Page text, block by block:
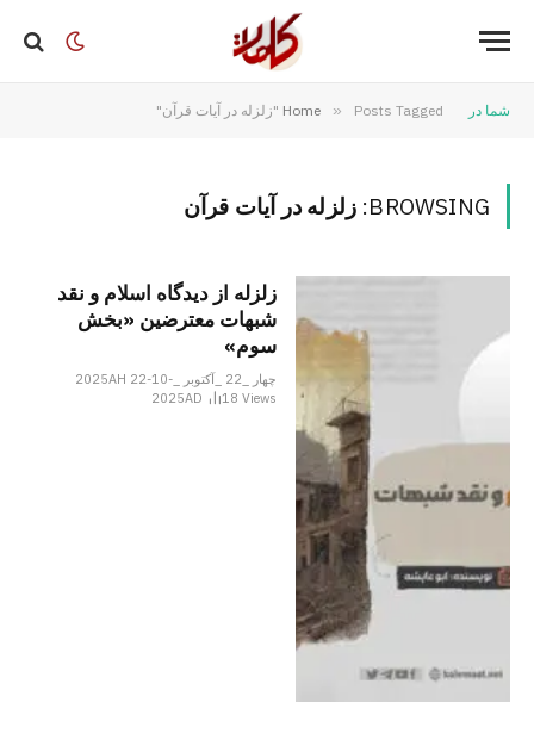
شما در Home » Posts Tagged "زلزله در آیات قرآن"
BROWSING: زلزله در آیات قرآن
زلزله از دیدگاه اسلام و نقد
شبهات معترضین «بخش
سوم»
چهار _22 _آکتوبر _2025AH 22-10-
2025AD
18Views